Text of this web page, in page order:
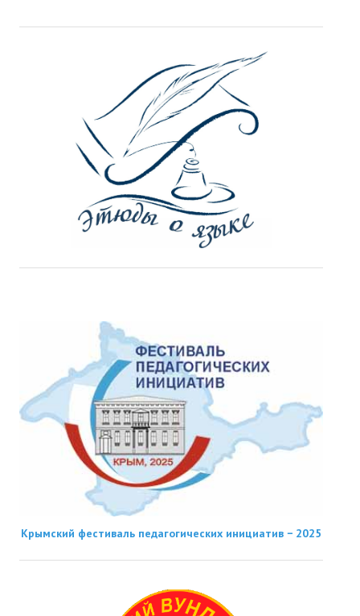
Крымский фестиваль педагогических инициатив − 2025